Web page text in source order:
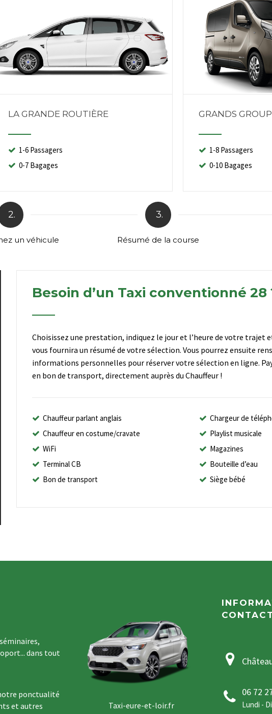
LA GRANDE ROUTIÈRE
1-6 Passagers
0-7 Bagages
GRANDS
1-8 Passagers
0-10 Bagages
2.
un véhicule
3.
Résumé de la course
Besoin d’un Taxi conventionné 28
Choisissez une prestation, indiquez le jour et l’heure de votre trajet
vous fournira un résumé de votre sélection. Vous pourrez ensuite
informations personnelles pour réserver votre sélection en ligne.
en bon de transport, directement auprès du Chauffeur !
Chauffeur parlant anglais
Chauffeur en costume/cravate
WiFi
Terminal CB
Bon de transport
Chargeur de
Playlist musicale
Magazines
Bouteille d’eau
Siège bébé
dans tout
ponctualité
et autres
Taxi-eure-et-loir.fr
CONTACT
06 72
Lundi -